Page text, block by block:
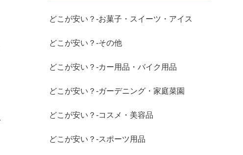
どこが安い？-お菓子・スイーツ・アイス
どこが安い？-その他
どこが安い？-カー用品・バイク用品
どこが安い？-ガーデニング・家庭菜園
どこが安い？-コスメ・美容品
どこが安い？-スポーツ用品